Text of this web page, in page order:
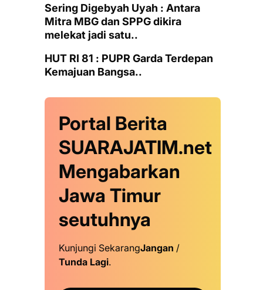
Sering Digebyah Uyah : Antara
Mitra MBG dan SPPG dikira
melekat jadi satu..
HUT RI 81 : PUPR Garda Terdepan
Kemajuan Bangsa..
Portal Berita
SUARAJATIM.net
Mengabarkan
Jawa Timur
seutuhnya
Kunjungi SekarangJangan /
Tunda Lagi.